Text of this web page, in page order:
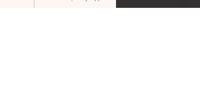
Гастрономия, история